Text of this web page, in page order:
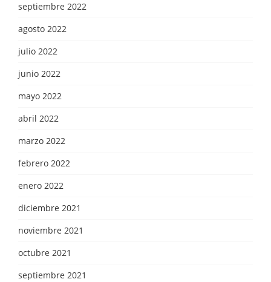
septiembre 2022
agosto 2022
julio 2022
junio 2022
mayo 2022
abril 2022
marzo 2022
febrero 2022
enero 2022
diciembre 2021
noviembre 2021
octubre 2021
septiembre 2021